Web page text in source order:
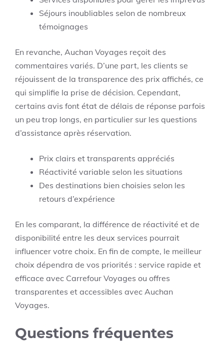
Séjours inoubliables selon de nombreux
témoignages
En revanche, Auchan Voyages reçoit des
commentaires variés. D’une part, les clients se
réjouissent de la transparence des prix affichés, ce
qui simplifie la prise de décision. Cependant,
certains avis font état de délais de réponse parfois
un peu trop longs, en particulier sur les questions
d’assistance après réservation.
Prix clairs et transparents appréciés
Réactivité variable selon les situations
Des destinations bien choisies selon les
retours d’expérience
En les comparant, la différence de réactivité et de
disponibilité entre les deux services pourrait
influencer votre choix. En fin de compte, le meilleur
choix dépendra de vos priorités : service rapide et
efficace avec Carrefour Voyages ou offres
transparentes et accessibles avec Auchan
Voyages.
Questions fréquentes